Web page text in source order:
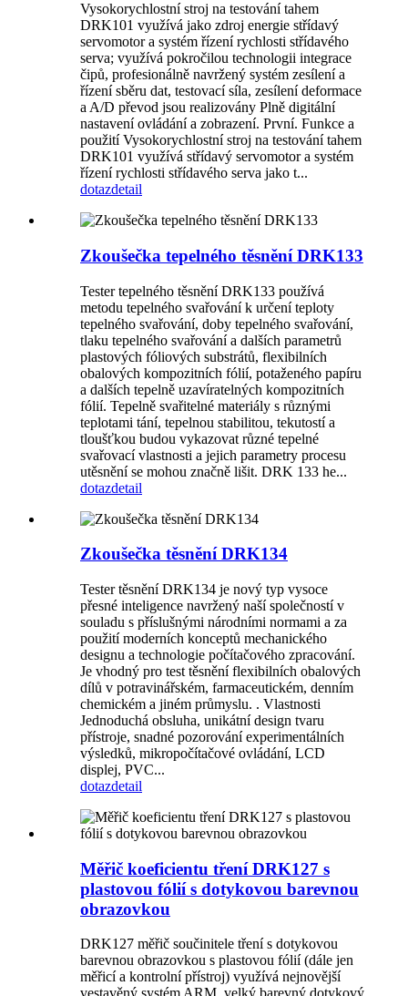
Vysokorychlostní stroj na testování tahem
DRK101 využívá jako zdroj energie střídavý
servomotor a systém řízení rychlosti střídavého
serva; využívá pokročilou technologii integrace
čipů, profesionálně navržený systém zesílení a
řízení sběru dat, testovací síla, zesílení deformace
a A/D převod jsou realizovány Plně digitální
nastavení ovládání a zobrazení. První. Funkce a
použití Vysokorychlostní stroj na testování tahem
DRK101 využívá střídavý servomotor a systém
řízení rychlosti střídavého serva jako t...
dotazdetail
Zkoušečka tepelného těsnění DRK133
Tester tepelného těsnění DRK133 používá
metodu tepelného svařování k určení teploty
tepelného svařování, doby tepelného svařování,
tlaku tepelného svařování a dalších parametrů
plastových fóliových substrátů, flexibilních
obalových kompozitních fólií, potaženého papíru
a dalších tepelně uzavíratelných kompozitních
fólií. Tepelně svařitelné materiály s různými
teplotami tání, tepelnou stabilitou, tekutostí a
tloušťkou budou vykazovat různé tepelné
svařovací vlastnosti a jejich parametry procesu
utěsnění se mohou značně lišit. DRK 133 he...
dotazdetail
Zkoušečka těsnění DRK134
Tester těsnění DRK134 je nový typ vysoce
přesné inteligence navržený naší společností v
souladu s příslušnými národními normami a za
použití moderních konceptů mechanického
designu a technologie počítačového zpracování.
Je vhodný pro test těsnění flexibilních obalových
dílů v potravinářském, farmaceutickém, denním
chemickém a jiném průmyslu. . Vlastnosti
Jednoduchá obsluha, unikátní design tvaru
přístroje, snadné pozorování experimentálních
výsledků, mikropočítačové ovládání, LCD
displej, PVC...
dotazdetail
Měřič koeficientu tření DRK127 s
plastovou fólií s dotykovou barevnou
obrazovkou
DRK127 měřič součinitele tření s dotykovou
barevnou obrazovkou s plastovou fólií (dále jen
měřicí a kontrolní přístroj) využívá nejnovější